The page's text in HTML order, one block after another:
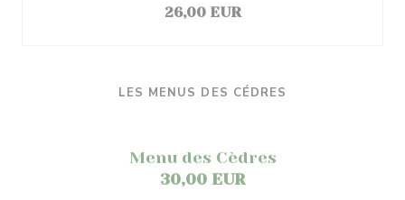
26,00 EUR
LES MENUS DES CÉDRES
Menu des Cèdres
30,00 EUR